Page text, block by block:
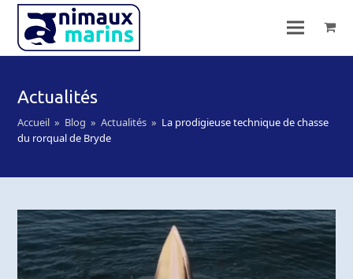
Actualités
Accueil » Blog » Actualités » La prodigieuse technique de chasse
du rorqual de Bryde